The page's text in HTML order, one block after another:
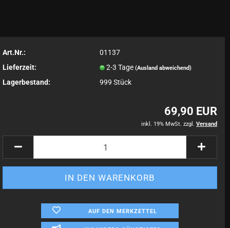
Art.Nr.:
01137
Lieferzeit:
2-3 Tage(Ausland abweichend)
Lagerbestand: 999Stück
69,90 EUR
inkl. 19% MwSt. zzgl. Versand
AUF DEN MERKZETTEL